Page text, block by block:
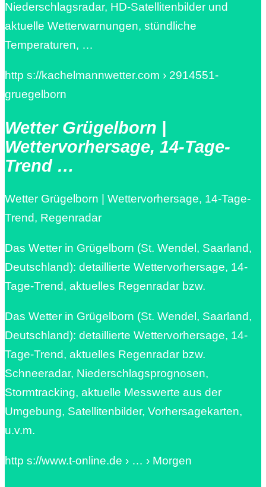
Niederschlagsradar, HD-Satellitenbilder und
aktuelle Wetterwarnungen, stündliche
Temperaturen, …
http s://kachelmannwetter.com › 2914551-
gruegelborn
Wetter Grügelborn |
Wettervorhersage, 14-Tage-
Trend …
Wetter Grügelborn | Wettervorhersage, 14-Tage-
Trend, Regenradar
Das Wetter in Grügelborn (St. Wendel, Saarland,
Deutschland): detaillierte Wettervorhersage, 14-
Tage-Trend, aktuelles Regenradar bzw.
Das Wetter in Grügelborn (St. Wendel, Saarland,
Deutschland): detaillierte Wettervorhersage, 14-
Tage-Trend, aktuelles Regenradar bzw.
Schneeradar, Niederschlagsprognosen,
Stormtracking, aktuelle Messwerte aus der
Umgebung, Satellitenbilder, Vorhersagekarten,
u.v.m.
http s://www.t-online.de › … › Morgen